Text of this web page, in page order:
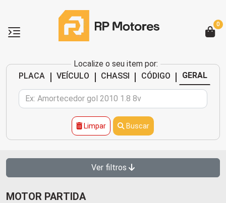
Localize o seu item por:
PLACA
| VEÍCULO | CHASSI | CÓDIGO | GERAL
Limpar Buscar
0
Ver filtros
MOTOR PARTIDA